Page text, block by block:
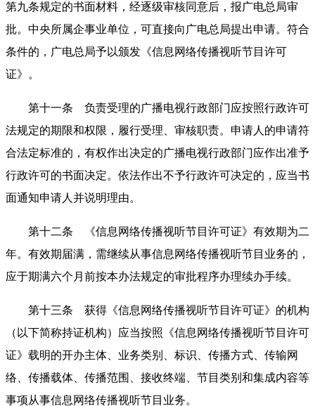
第九条规定的书面材料，经逐级审核同意后，报广电总局审
批。中央所属企事业单位，可直接向广电总局提出申请。符合
条件的，广电总局予以颁发《信息网络传播视听节目许可
证》。
第十一条 负责受理的广播电视行政部门应按照行政许可
法规定的期限和权限，履行受理、审核职责。申请人的申请符
合法定标准的，有权作出决定的广播电视行政部门应作出准予
行政许可的书面决定。依法作出不予行政许可决定的，应当书
面通知申请人并说明理由。
第十二条 《信息网络传播视听节目许可证》有效期为二
年。有效期届满，需继续从事信息网络传播视听节目业务的，
应于期满六个月前按本办法规定的审批程序办理续办手续。
第十三条 获得《信息网络传播视听节目许可证》的机构
（以下简称持证机构）应当按照《信息网络传播视听节目许可
证》载明的开办主体、业务类别、标识、传播方式、传输网
络、传播载体、传播范围、接收终端、节目类别和集成内容等
事项从事信息网络传播视听节目业务。